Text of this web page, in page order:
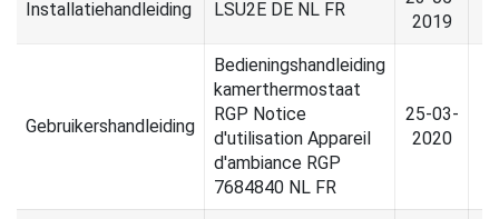
Installatiehandleiding LSU2E DE NL FR
2019
Gebruikershandleiding
Bedieningshandleiding
kamerthermostaat
RGP Notice
d'utilisation Appareil
d'ambiance RGP
7684840 NL FR
25-03-
2020